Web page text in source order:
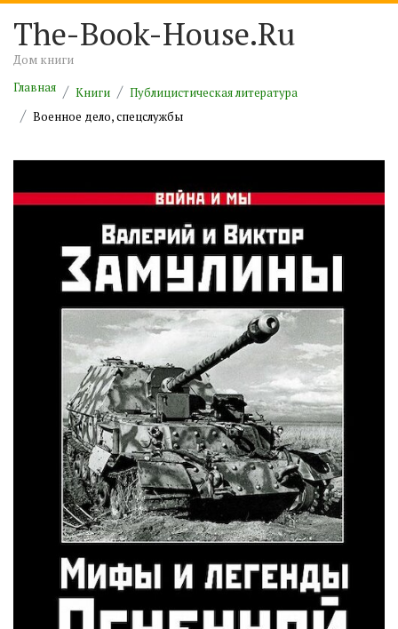
The-Book-House.Ru
Дом книги
Главная
Книги
Публицистическая литература
Военное дело, спецслужбы